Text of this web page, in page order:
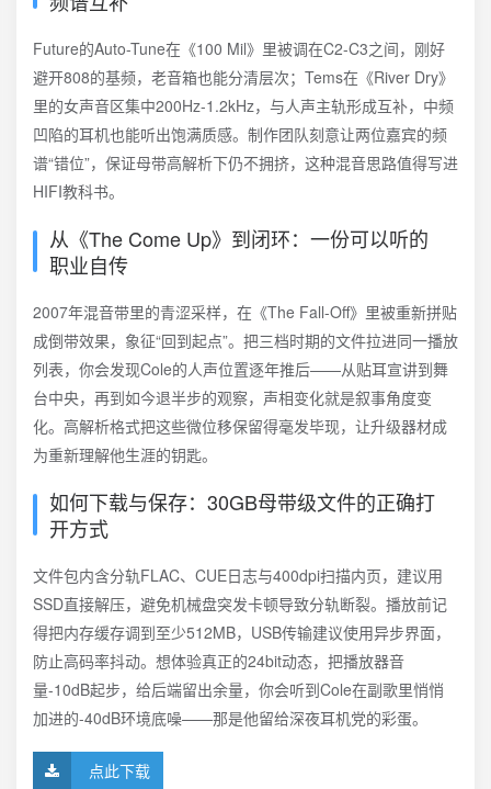
Future的Auto-Tune在《100 Mil》里被调在C2-C3之间，刚好
避开808的基频，老音箱也能分清层次；Tems在《River Dry》
里的女声音区集中200Hz-1.2kHz，与人声主轨形成互补，中频
凹陷的耳机也能听出饱满质感。制作团队刻意让两位嘉宾的频
谱“错位”，保证母带高解析下仍不拥挤，这种混音思路值得写进
HIFI教科书。
从《The Come Up》到闭环：一份可以听的
职业自传
2007年混音带里的青涩采样，在《The Fall-Off》里被重新拼贴
成倒带效果，象征“回到起点”。把三档时期的文件拉进同一播放
列表，你会发现Cole的人声位置逐年推后——从贴耳宣讲到舞
台中央，再到如今退半步的观察，声相变化就是叙事角度变
化。高解析格式把这些微位移保留得毫发毕现，让升级器材成
为重新理解他生涯的钥匙。
如何下载与保存：30GB母带级文件的正确打
开方式
文件包内含分轨FLAC、CUE日志与400dpi扫描内页，建议用
SSD直接解压，避免机械盘突发卡顿导致分轨断裂。播放前记
得把内存缓存调到至少512MB，USB传输建议使用异步界面，
防止高码率抖动。想体验真正的24bit动态，把播放器音
量-10dB起步，给后端留出余量，你会听到Cole在副歌里悄悄
加进的-40dB环境底噪——那是他留给深夜耳机党的彩蛋。
点此下载